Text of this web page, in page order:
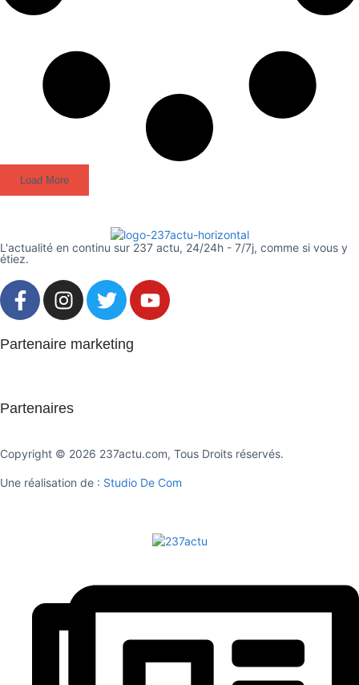
Load More
L'actualité en continu sur 237 actu, 24/24h - 7/7j, comme si vous y
étiez.
Partenaire marketing
Partenaires
Copyright © 2026 237actu.com, Tous Droits réservés.
Une réalisation de : Studio De Com